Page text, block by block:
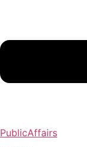
PublicAffairs